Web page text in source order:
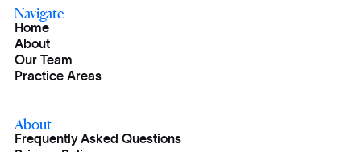
Navigate
Home
About
Our Team
Practice Areas
About
Frequently Asked Questions